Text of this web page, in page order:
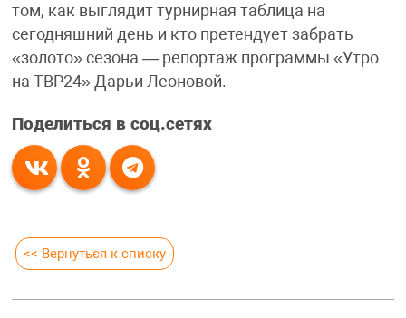
том, как выглядит турнирная таблица на
сегодняшний день и кто претендует забрать
«золото» сезона — репортаж программы «Утро
на ТВР24» Дарьи Леоновой.
Поделиться в соц.сетях
<< Вернуться к списку